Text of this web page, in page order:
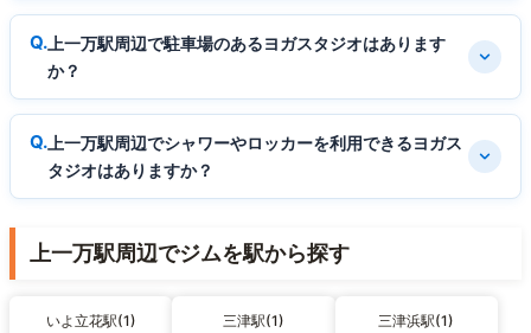
上一万駅周辺で駐車場のあるヨガスタジオはあります
か？
上一万駅周辺でシャワーやロッカーを利用できるヨガス
タジオはありますか？
上一万駅周辺でジムを駅から探す
いよ立花駅(1) 三津駅(1) 三津浜駅(1)